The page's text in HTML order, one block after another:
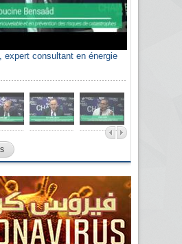
expert consultant en énergie